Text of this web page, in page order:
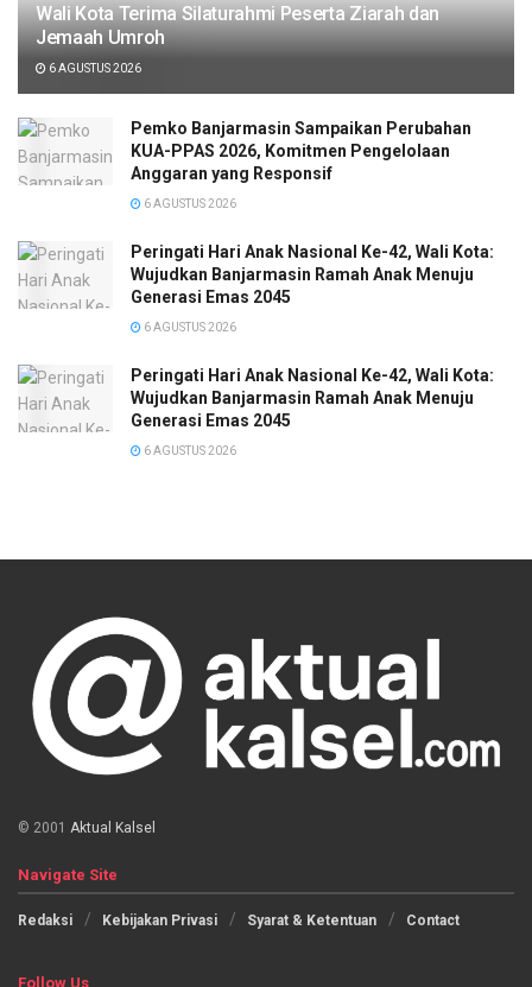
Wali Kota Terima Silaturahmi Peserta Ziarah dan
Jemaah Umroh
6 AGUSTUS 2026
Pemko Banjarmasin Sampaikan Perubahan
KUA-PPAS 2026, Komitmen Pengelolaan
Anggaran yang Responsif
6 AGUSTUS 2026
Peringati Hari Anak Nasional Ke-42, Wali Kota:
Wujudkan Banjarmasin Ramah Anak Menuju
Generasi Emas 2045
6 AGUSTUS 2026
Peringati Hari Anak Nasional Ke-42, Wali Kota:
Wujudkan Banjarmasin Ramah Anak Menuju
Generasi Emas 2045
6 AGUSTUS 2026
© 2001 Aktual Kalsel
Navigate Site
Redaksi Kebijakan Privasi Syarat & Ketentuan Contact
Follow Us